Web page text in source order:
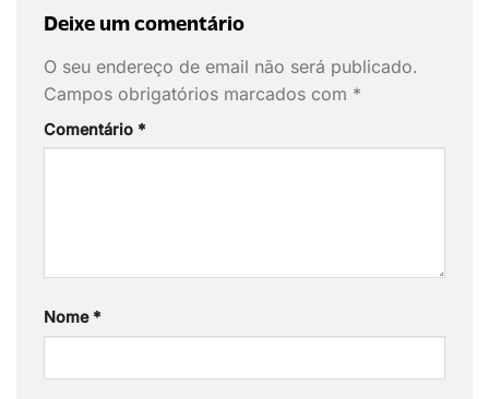
Deixe um comentário
O seu endereço de email não será publicado.
Campos obrigatórios marcados com *
Comentário *
Nome *